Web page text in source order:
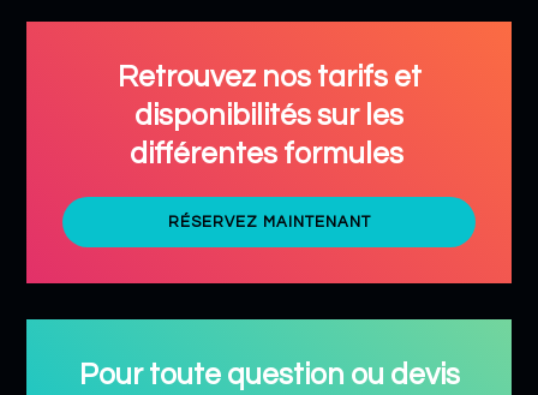
Retrouvez nos tarifs et
disponibilités sur les
différentes formules
RÉSERVEZ MAINTENANT
Pour toute question ou devis